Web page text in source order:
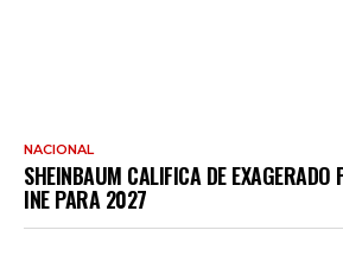
NACIONAL
SHEINBAUM CALIFICA DE EXAGERADO
INE PARA 2027